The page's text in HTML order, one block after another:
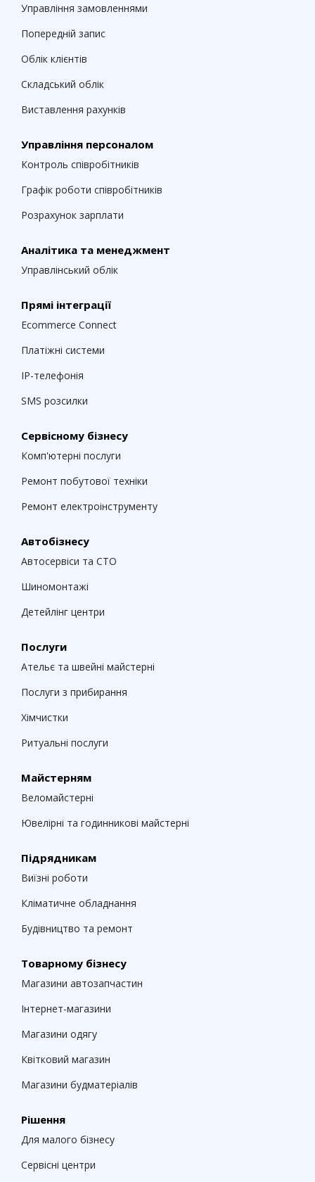
Управління замовленнями
Попередній запис
Облік клієнтів
Складський облік
Виставлення рахунків
Управління персоналом
Контроль співробітників
Графік роботи співробітників
Розрахунок зарплати
Аналітика та менеджмент
Управлінський облік
Прямі інтеграції
Ecommerce Connect
Платіжні системи
IP-телефонія
SMS розсилки
Сервісному бізнесу
Комп'ютерні послуги
Ремонт побутової техніки
Ремонт електроінструменту
Автобізнесу
Автосервіси та СТО
Шиномонтажі
Детейлінг центри
Послуги
Ательє та швейні майстерні
Послуги з прибирання
Хімчистки
Ритуальні послуги
Майстерням
Веломайстерні
Ювелірні та годинникові майстерні
Підрядникам
Виїзні роботи
Кліматичне обладнання
Будівництво та ремонт
Товарному бізнесу
Магазини автозапчастин
Інтернет-магазини
Магазини одягу
Квітковий магазин
Магазини будматеріалів
Рішення
Для малого бізнесу
Сервісні центри